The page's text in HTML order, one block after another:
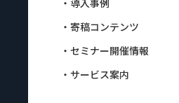
・導入事例
・寄稿コンテンツ
・セミナー開催情報
・サービス案内